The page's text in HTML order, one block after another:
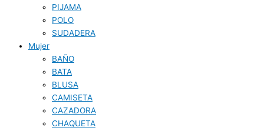
PIJAMA
POLO
SUDADERA
Mujer
BAÑO
BATA
BLUSA
CAMISETA
CAZADORA
CHAQUETA